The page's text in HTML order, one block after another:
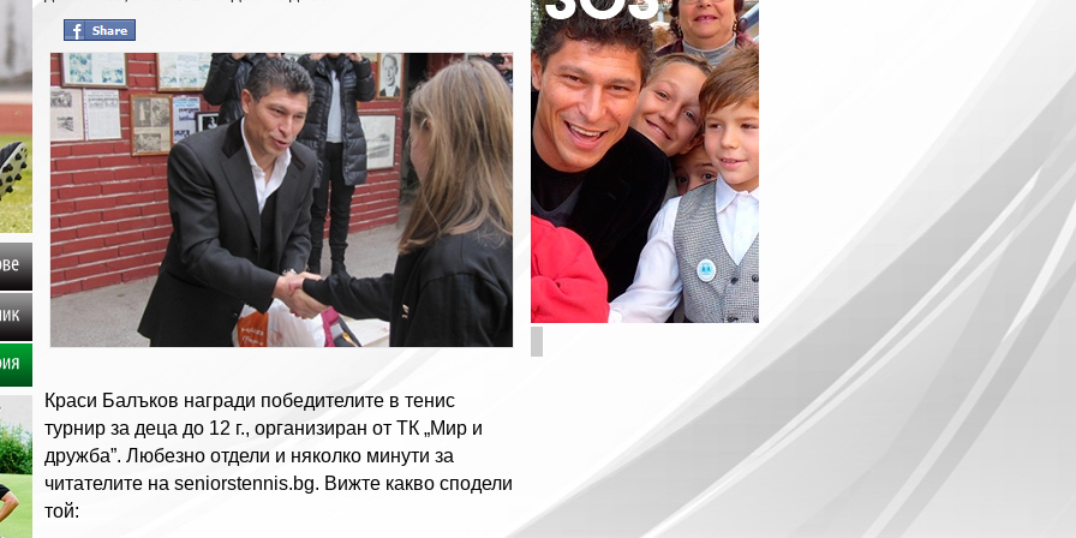
Краси Балъков награди победителите в тенис
турнир за деца до 12 г., организиран от ТК „Мир и
дружба”. Любезно отдели и няколко минути за
читателите на seniorstennis.bg. Вижте какво сподели
той: